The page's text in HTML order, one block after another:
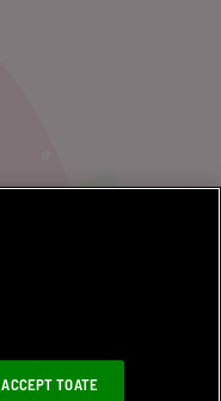
ACCEPT TOATE